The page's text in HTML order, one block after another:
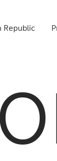
Republic